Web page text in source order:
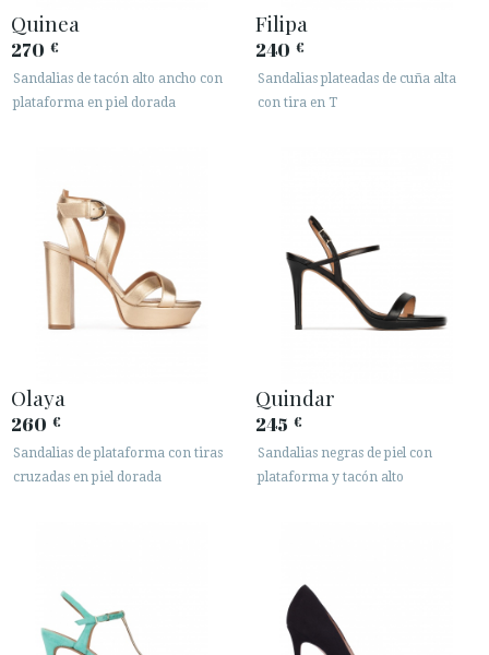
Quinea
270 €
Sandalias de tacón alto ancho con
plataforma en piel dorada
Filipa
240 €
Sandalias plateadas de cuña alta
con tira en T
Olaya
260 €
Sandalias de plataforma con tiras
cruzadas en piel dorada
Quindar
245 €
Sandalias negras de piel con
plataforma y tacón alto